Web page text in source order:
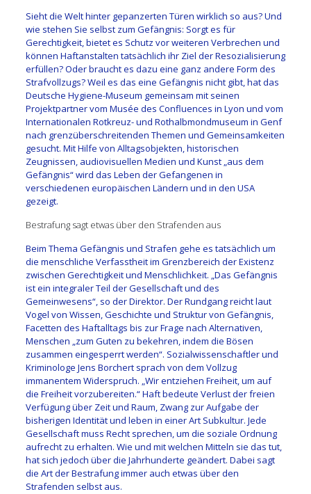
Sieht die Welt hinter gepanzerten Türen wirklich so aus? Und
wie stehen Sie selbst zum Gefängnis: Sorgt es für
Gerechtigkeit, bietet es Schutz vor weiteren Verbrechen und
können Haftanstalten tatsächlich ihr Ziel der Resozialisierung
erfüllen? Oder braucht es dazu eine ganz andere Form des
Strafvollzugs? Weil es das eine Gefängnis nicht gibt, hat das
Deutsche Hygiene-Museum gemeinsam mit seinen
Projektpartner vom Musée des Confluences in Lyon und vom
Internationalen Rotkreuz- und Rothalbmondmuseum in Genf
nach grenzüberschreitenden Themen und Gemeinsamkeiten
gesucht. Mit Hilfe von Alltagsobjekten, historischen
Zeugnissen, audiovisuellen Medien und Kunst „aus dem
Gefängnis“ wird das Leben der Gefangenen in
verschiedenen europäischen Ländern und in den USA
gezeigt.
Bestrafung sagt etwas über den Strafenden aus
Beim Thema Gefängnis und Strafen gehe es tatsächlich um
die menschliche Verfasstheit im Grenzbereich der Existenz
zwischen Gerechtigkeit und Menschlichkeit. „Das Gefängnis
ist ein integraler Teil der Gesellschaft und des
Gemeinwesens“, so der Direktor. Der Rundgang reicht laut
Vogel von Wissen, Geschichte und Struktur von Gefängnis,
Facetten des Haftalltags bis zur Frage nach Alternativen,
Menschen „zum Guten zu bekehren, indem die Bösen
zusammen eingesperrt werden“. Sozialwissenschaftler und
Kriminologe Jens Borchert sprach von dem Vollzug
immanentem Widerspruch. „Wir entziehen Freiheit, um auf
die Freiheit vorzubereiten.“ Haft bedeute Verlust der freien
Verfügung über Zeit und Raum, Zwang zur Aufgabe der
bisherigen Identität und leben in einer Art Subkultur. Jede
Gesellschaft muss Recht sprechen, um die soziale Ordnung
aufrecht zu erhalten. Wie und mit welchen Mitteln sie das tut,
hat sich jedoch über die Jahrhunderte geändert. Dabei sagt
die Art der Bestrafung immer auch etwas über den
Strafenden selbst aus.